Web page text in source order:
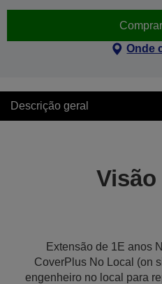
Onde
Descrição geral
Extensão de 1E anos
CoverPlus No Local (on
engenheiro no local para